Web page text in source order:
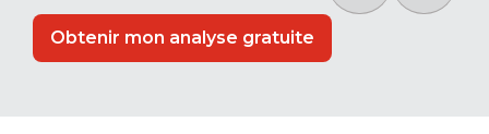
Obtenir mon analyse gratuite